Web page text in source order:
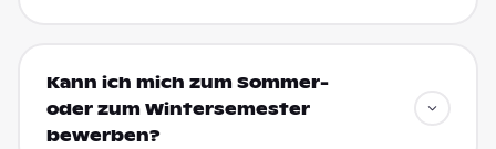
Kann ich mich zum Sommer-
oder zum Wintersemester
bewerben?